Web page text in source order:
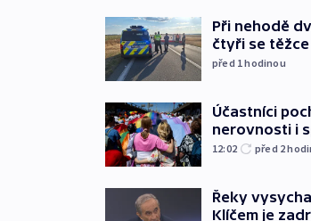
Při nehodě
čtyři se
před 1hodinou
Účastníci
nerovnosti i
12:02 před 2
Řeky
Klíčem je